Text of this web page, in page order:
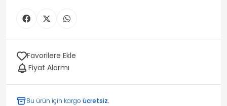
Favorilere Ekle
Fiyat Alarmı
Bu ürün için kargo ücretsiz.